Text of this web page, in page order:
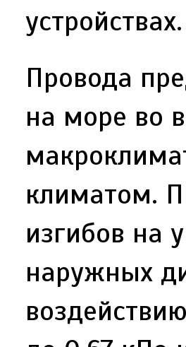
устройствах.
Провода
на море во
климатом.
изгибов на
наружных